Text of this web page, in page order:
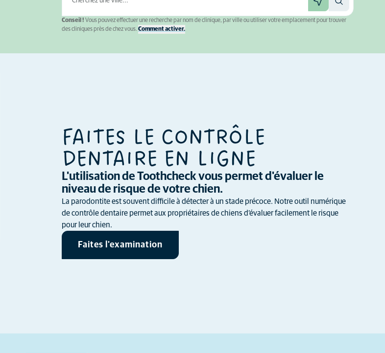
Conseil ! Vous pouvez effectuer une recherche par nom de clinique, par ville ou utiliser votre emplacement pour trouver
des cliniques près de chez vous. Comment activer.
FAITES LE CONTRÔLE
DENTAIRE EN LIGNE
L'utilisation de Toothcheck vous permet d'évaluer le
niveau de risque de votre chien.
La parodontite est souvent difficile à détecter à un stade précoce. Notre outil numérique
de contrôle dentaire permet aux propriétaires de chiens d’évaluer facilement le risque
pour leur chien.
Faites l'examination